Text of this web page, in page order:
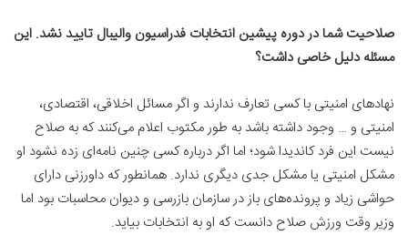
صلاحیت شما در دوره پیشین انتخابات فدراسیون والیبال تایید نشد. این
مسئله دلیل خاصی داشت؟
نهادهای امنیتی با کسی تعارف ندارند و اگر مسائل اخلاقی‌، اقتصادی،
امنیتی و … وجود داشته باشد به طور مکتوب اعلام می‌کنند که به صلاح
نیست این فرد کاندیدا شود؛ اما اگر درباره کسی چنین نامه‌ای زده نشود او
مشکل امنیتی یا مشکل جدی دیگری ندارد. همانطور که داورزنی دارای
حواشی زیاد و پرونده‌های باز در سازمان بازرسی و دیوان محاسبات بود اما
وزیر وقت ورزش صلاح دانست که او به انتخابات بیاید.